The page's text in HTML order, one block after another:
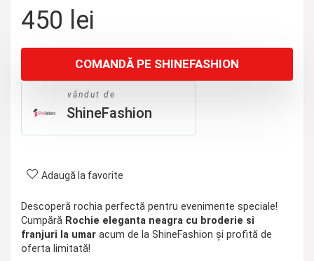
450 lei
COMANDĂ PE SHINEFASHION
vândut de
ShineFashion
Adaugă la favorite
Descoperă rochia perfectă pentru evenimente speciale!
Cumpără Rochie eleganta neagra cu broderie si
franjuri la umar acum de la ShineFashion și profită de
oferta limitată!